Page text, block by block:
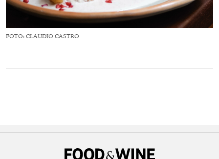
FOTO: CLAUDIO CASTRO